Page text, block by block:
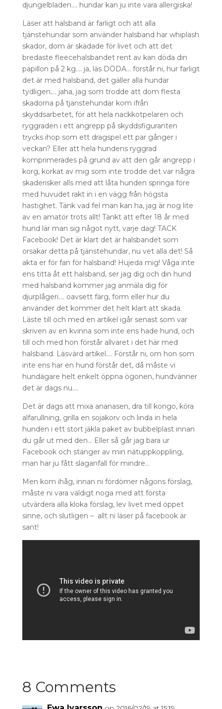
djungelbladen…. hundar kan ju inte vara allergiska!
Läser att halsband är farligt och att alla
tjänstehundar som använder halsband har whiplash
skador, dom är skadade för livet och att det
bredaste fleecehalsbandet rent av kan döda din
papillon på 2 kg…. ja, läs DÖDA… förstår ni, hur farligt
det är med halsband, det gäller alla hundar
tydligen…. jaha, jag som trodde att dom flesta
skadorna på tjänstehundar kom ifrån
skyddsarbetet, för att hela nackkotpelaren och
ryggraden i ett angrepp på skyddsfiguranten
trycks ihop som ett dragspel ett par gånger i
veckan? Eller att hela hundens ryggrad
komprimerades på grund av att den går angrepp i
korg, korkat av mig som inte trodde det var några
skaderisker alls med att låta hunden springa före
med huvudet rakt in i en vägg från högsta
hastighet. Tänk vad fel man kan ha, jag är nog lite
av en amatör trots allt! Tänkt att efter 18 år med
hund lär man sig något nytt, varje dag! TACK
Facebook! Det är klart det är halsbandet som
orsakar detta på tjänstehundar, nu vet alla det! Så
akta er för fan för halsband! Hujeda mig! Våga inte
ens titta åt ett halsband, ser jag dig och din hund
med halsband kommer jag anmäla dig för
djurplågeri…. oavsett färg, form eller hur du
använder det kommer det helt klart att skada.
Läste till och med en artikel igår senast som var
skriven av en kvinna som inte ens hade hund, och
till och med hon förstår allvaret i det här med
halsband. Läsvärd artikel…. Förstår ni, om hon som
inte ens har en hund förstår det, då måste vi
hundägare helt enkelt öppna ögonen, hundvänner
det är dags nu….
Det är dags att mixa ananasen, dra till kongo, köra
alfarullning, grilla en sojakorv och linda in hela
hunden i ett stort jäkla paket av bubbelplast innan
du går ut med den… Eller så går jag bara ur
Facebook och stänger av min nätuppkoppling,
man har ju fått slaganfall för mindre…
Men kom ihåg, innan ni fördömer någons förslag,
måste ni vara väldigt noga med att första
utvärdera alla kloka förslag, lev livet med öppet
sinne, och slutligen – allt ni läser på facebook är
sant!
8 Comments